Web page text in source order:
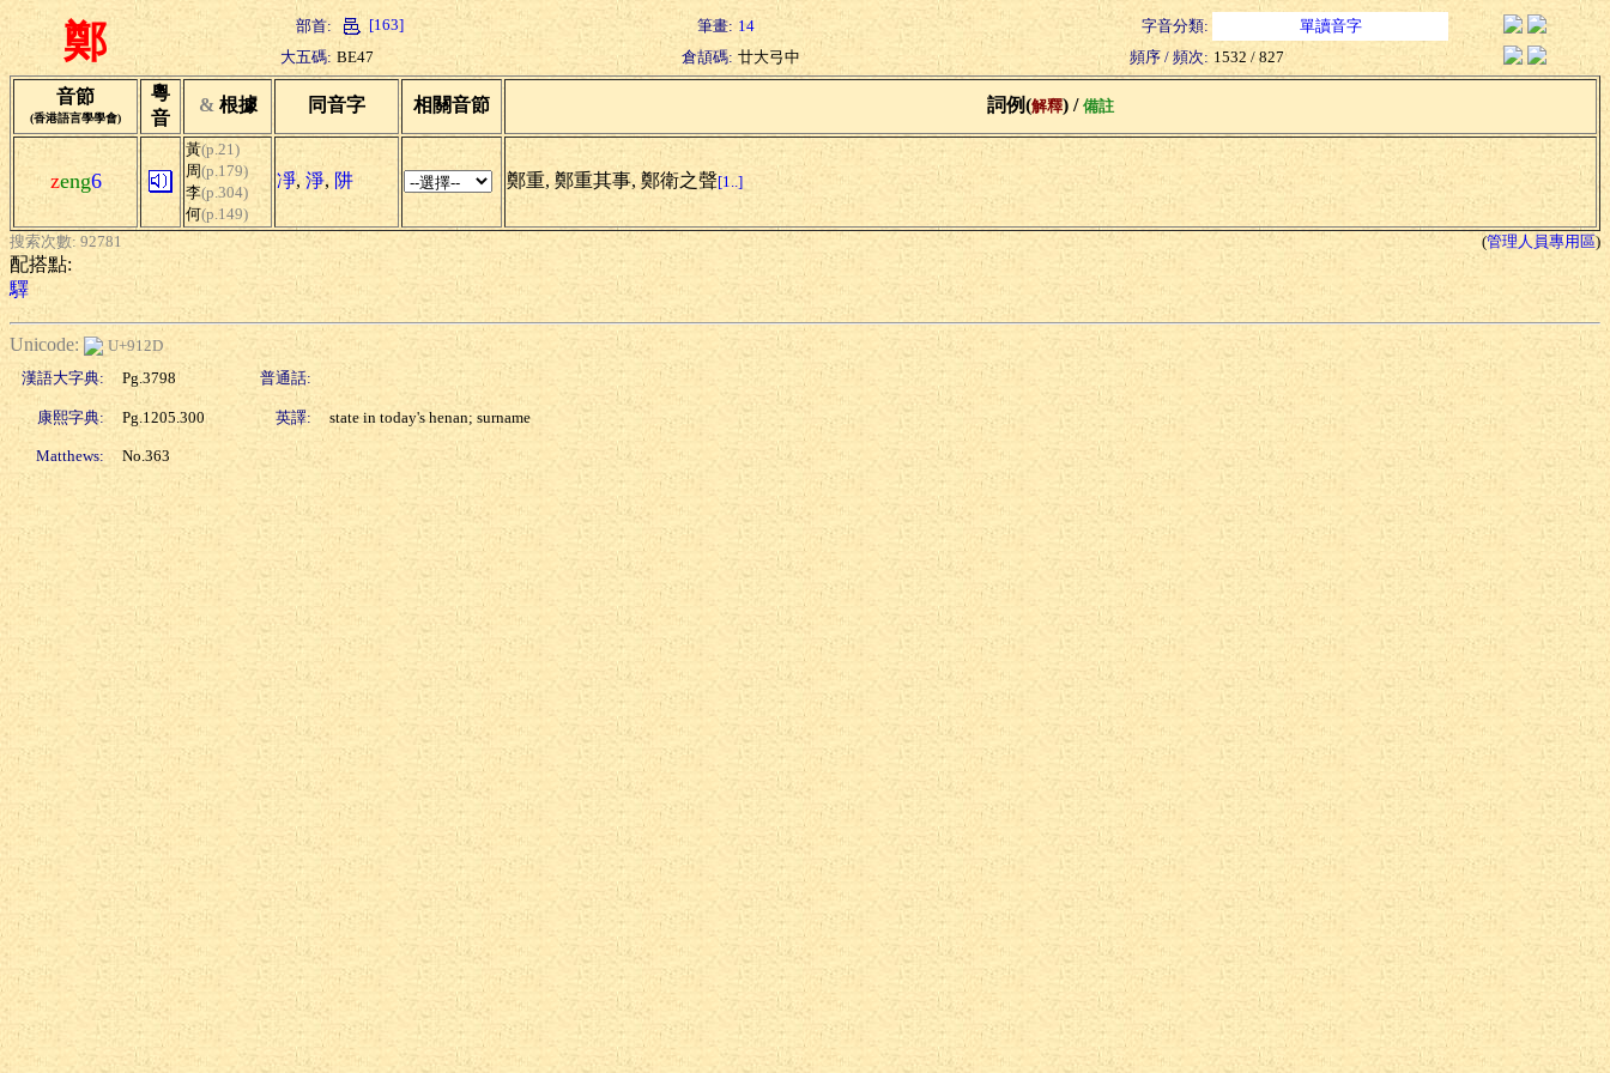
鄭 部首: [163] 筆畫: 14 字音分類:
單讀音字
大五碼: BE47 倉頡碼: 廿大弓中 頻序 / 頻次: 1532 / 827
音節
(香港語言學學會)
粵
音
& 根據 同音字 相關音節 詞例(解釋) / 備註
zeng6
黃(p.21)
周(p.179)
李(p.304)
何(p.149)
凈, 淨, 阱 鄭重, 鄭重其事, 鄭衛之聲[1..]
搜索次數: 92781 (管理人員專用區)
配搭點:
驛
Unicode:
U+912D
漢語大字典:
Pg.3798 普通話:
康熙字典: Pg.1205.300 英譯: state in today's henan; surname
Matthews: No.363